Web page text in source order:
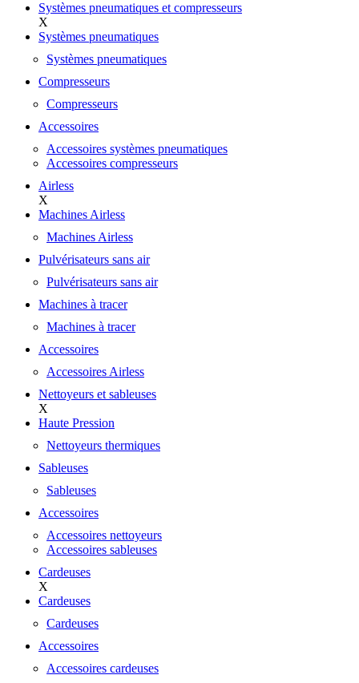
Systèmes pneumatiques et compresseurs
X
Systèmes pneumatiques
Systèmes pneumatiques
Compresseurs
Compresseurs
Accessoires
Accessoires systèmes pneumatiques
Accessoires compresseurs
Airless
X
Machines Airless
Machines Airless
Pulvérisateurs sans air
Pulvérisateurs sans air
Machines à tracer
Machines à tracer
Accessoires
Accessoires Airless
Nettoyeurs et sableuses
X
Haute Pression
Nettoyeurs thermiques
Sableuses
Sableuses
Accessoires
Accessoires nettoyeurs
Accessoires sableuses
Cardeuses
X
Cardeuses
Cardeuses
Accessoires
Accessoires cardeuses